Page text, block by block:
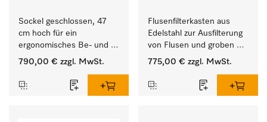
Sockel geschlossen, 47
cm hoch für ein
ergonomisches Be- und
Entladen von
Trockner.
790,00 € zzgl. MwSt.
Flusenfilterkasten aus
Edelstahl zur Ausfilterung
von Flusen und groben
Partikeln aus der Lauge.
775,00 € zzgl. MwSt.